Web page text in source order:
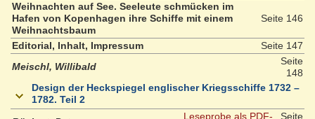
Weihnachten auf See. Seeleute schmücken im
Hafen von Kopenhagen ihre Schiffe mit einem
Weihnachtsbaum
Seite 146
Editorial, Inhalt, Impressum
Seite 147
Meischl, Willibald
Seite
148
Design der Heckspiegel englischer Kriegsschiffe 1732 –
1782. Teil 2
Leseprobe als PDF-
Seite